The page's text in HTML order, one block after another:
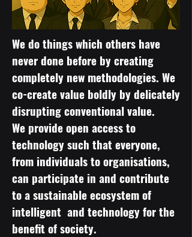
We do things which others have
never done before by creating
completely new methodologies. We
co-create value boldly by delicately
disrupting conventional value.
We provide open access to
technology such that everyone,
from individuals to organisations,
can participate in and contribute
to a sustainable ecosystem of
intelligent and technology for the
benefit of society.